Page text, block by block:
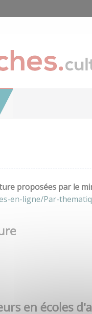
proposées par le
en-ligne/Par-
en écoles